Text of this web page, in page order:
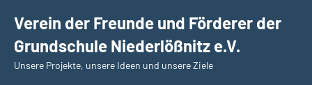
Inhalt
springen
Verein der Freunde und Förderer der
Grundschule Niederlößnitz e.V.
Unsere Projekte, unsere Ideen und unsere Ziele